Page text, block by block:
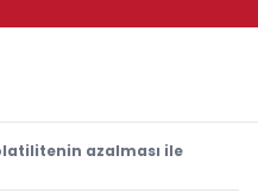
azalması ile